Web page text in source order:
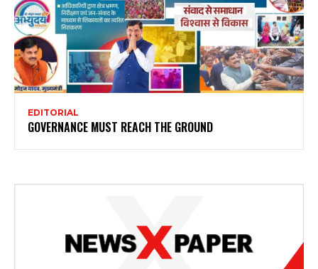
EDITORIAL
GOVERNANCE MUST REACH THE GROUND